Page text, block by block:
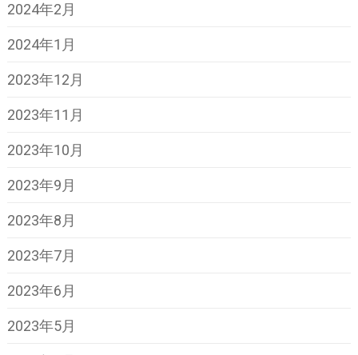
2024年2月
2024年1月
2023年12月
2023年11月
2023年10月
2023年9月
2023年8月
2023年7月
2023年6月
2023年5月